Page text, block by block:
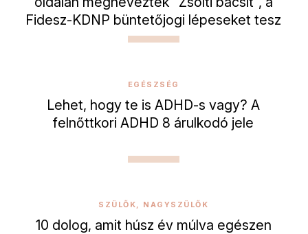
Fidesz-KDNP büntetőjogi lépeseket tesz
EGÉSZSÉG
Lehet, hogy te is ADHD-s vagy? A
felnőttkori ADHD 8 árulkodó jele
SZÜLŐK, NAGYSZÜLŐK
10 dolog, amit húsz év múlva egészen